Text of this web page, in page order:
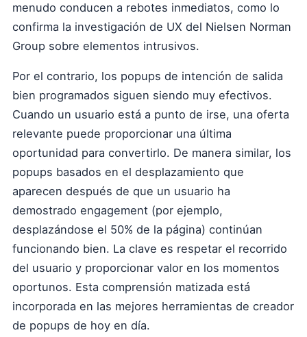
menudo conducen a rebotes inmediatos, como lo
confirma la investigación de UX del Nielsen Norman
Group sobre elementos intrusivos.
Por el contrario, los popups de intención de salida
bien programados siguen siendo muy efectivos.
Cuando un usuario está a punto de irse, una oferta
relevante puede proporcionar una última
oportunidad para convertirlo. De manera similar, los
popups basados en el desplazamiento que
aparecen después de que un usuario ha
demostrado engagement (por ejemplo,
desplazándose el 50% de la página) continúan
funcionando bien. La clave es respetar el recorrido
del usuario y proporcionar valor en los momentos
oportunos. Esta comprensión matizada está
incorporada en las mejores herramientas de creador
de popups de hoy en día.